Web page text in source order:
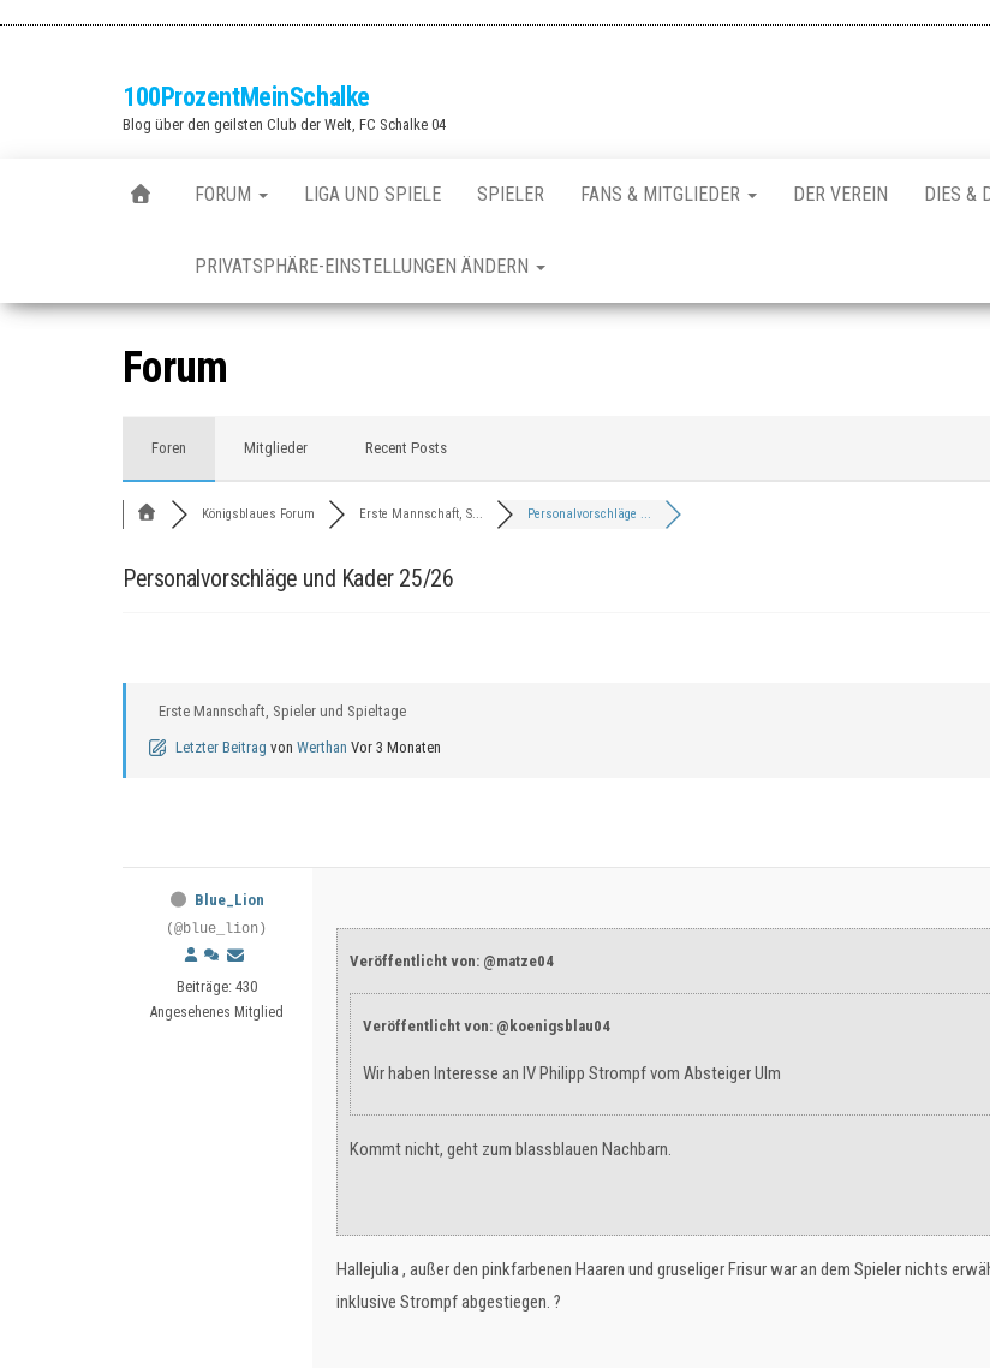
100ProzentMeinSchalke
Blog über den geilsten Club der Welt, FC Schalke 04
FORUM LIGA UND SPIELE SPIELER FANS & MITGLIEDER DER VEREIN DIES &
PRIVATSPHÄRE-EINSTELLUNGEN ÄNDERN
Forum
Foren Mitglieder Recent Posts
Königsblaues Forum Erste Mannschaft, S... Personalvorschläge ...
Personalvorschläge und Kader 25/26
Erste Mannschaft, Spieler und Spieltage
Letzter Beitrag von Werthan Vor 3 Monaten
Blue_Lion
(@blue_lion)
Beiträge: 430
Angesehenes Mitglied
Veröffentlicht von: @matze04
Veröffentlicht von: @koenigsblau04
Wir haben Interesse an IVPhilipp Strompf vom Absteiger Ulm
Kommt nicht, geht zum blassblauen Nachbarn.
Hallejulia , außer den pinkfarbenen Haaren und gruseliger Frisur war an dem Spieler nichts
inklusive Strompf abgestiegen. ?